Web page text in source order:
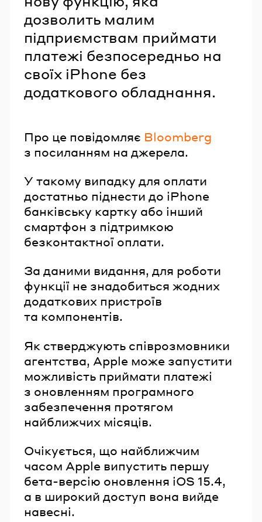
дозволить малим
підприємствам приймати
платежі безпосередньо на
своїх iPhone без
додаткового обладнання.
Про це повідомляє Bloomberg
з посиланням на джерела.
У такому випадку для оплати
достатньо піднести до iPhone
банківську картку або інший
смартфон з підтримкою
безконтактної оплати.
За даними видання, для роботи
функції не знадобиться жодних
додаткових пристроїв
та компонентів.
Як стверджують співрозмовники
агентства, Apple може запустити
можливість приймати платежі
з оновленням програмного
забезпечення протягом
найближчих місяців.
Очікується, що найближчим
часом Apple випустить першу
бета-версію оновлення iOS 15.4,
а в широкий доступ вона вийде
навесні.